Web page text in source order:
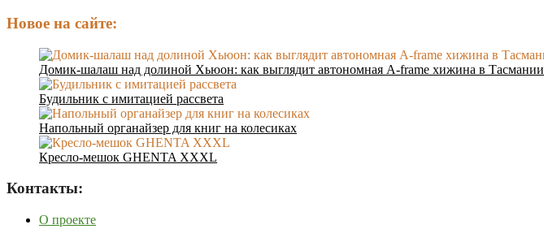
Новое на сайте:
Домик-шалаш над долиной Хьюон: как выглядит автономная A-frame хижина в Тасмании
Будильник с имитацией рассвета
Напольный органайзер для книг на колесиках
Кресло-мешок GHENTA XXXL
Контакты:
О проекте